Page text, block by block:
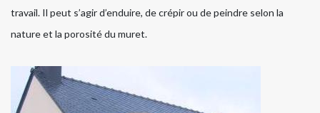
travail. Il peut s’agir d’enduire, de crépir ou de peindre selon la
nature et la porosité du muret.